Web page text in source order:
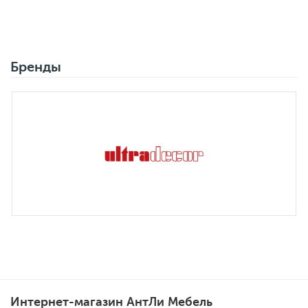
Бренды
Интернет-магазин АнтЛи Мебель